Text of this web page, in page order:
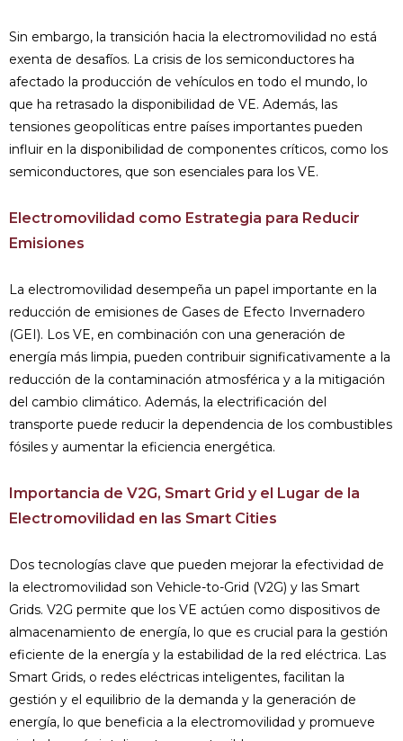
Sin embargo, la transición hacia la electromovilidad no está
exenta de desafíos. La crisis de los semiconductores ha
afectado la producción de vehículos en todo el mundo, lo
que ha retrasado la disponibilidad de VE. Además, las
tensiones geopolíticas entre países importantes pueden
influir en la disponibilidad de componentes críticos, como los
semiconductores, que son esenciales para los VE.
Electromovilidad como Estrategia para Reducir
Emisiones
La electromovilidad desempeña un papel importante en la
reducción de emisiones de Gases de Efecto Invernadero
(GEI). Los VE, en combinación con una generación de
energía más limpia, pueden contribuir significativamente a la
reducción de la contaminación atmosférica y a la mitigación
del cambio climático. Además, la electrificación del
transporte puede reducir la dependencia de los combustibles
fósiles y aumentar la eficiencia energética.
Importancia de V2G, Smart Grid y el Lugar de la
Electromovilidad en las Smart Cities
Dos tecnologías clave que pueden mejorar la efectividad de
la electromovilidad son Vehicle-to-Grid (V2G) y las Smart
Grids. V2G permite que los VE actúen como dispositivos de
almacenamiento de energía, lo que es crucial para la gestión
eficiente de la energía y la estabilidad de la red eléctrica. Las
Smart Grids, o redes eléctricas inteligentes, facilitan la
gestión y el equilibrio de la demanda y la generación de
energía, lo que beneficia a la electromovilidad y promueve